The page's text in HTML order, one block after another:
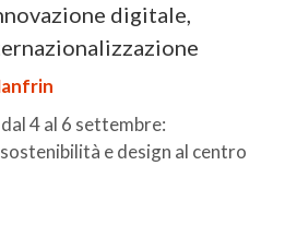
digitale,
4 al 6 settembre:
e design al centro